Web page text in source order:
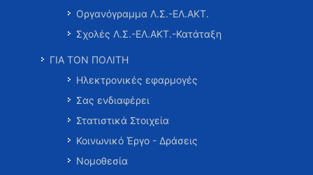
Οργανόγραμμα Λ.Σ.-ΕΛ.ΑΚΤ.
Σχολές Λ.Σ.-ΕΛ.ΑΚΤ.-Κατάταξη
ΓΙΑ ΤΟΝ ΠΟΛΙΤΗ
Ηλεκτρονικές εφαρμογές
Σας ενδιαφέρει
Στατιστικά Στοιχεία
Κοινωνικό Έργο - Δράσεις
Νομοθεσία